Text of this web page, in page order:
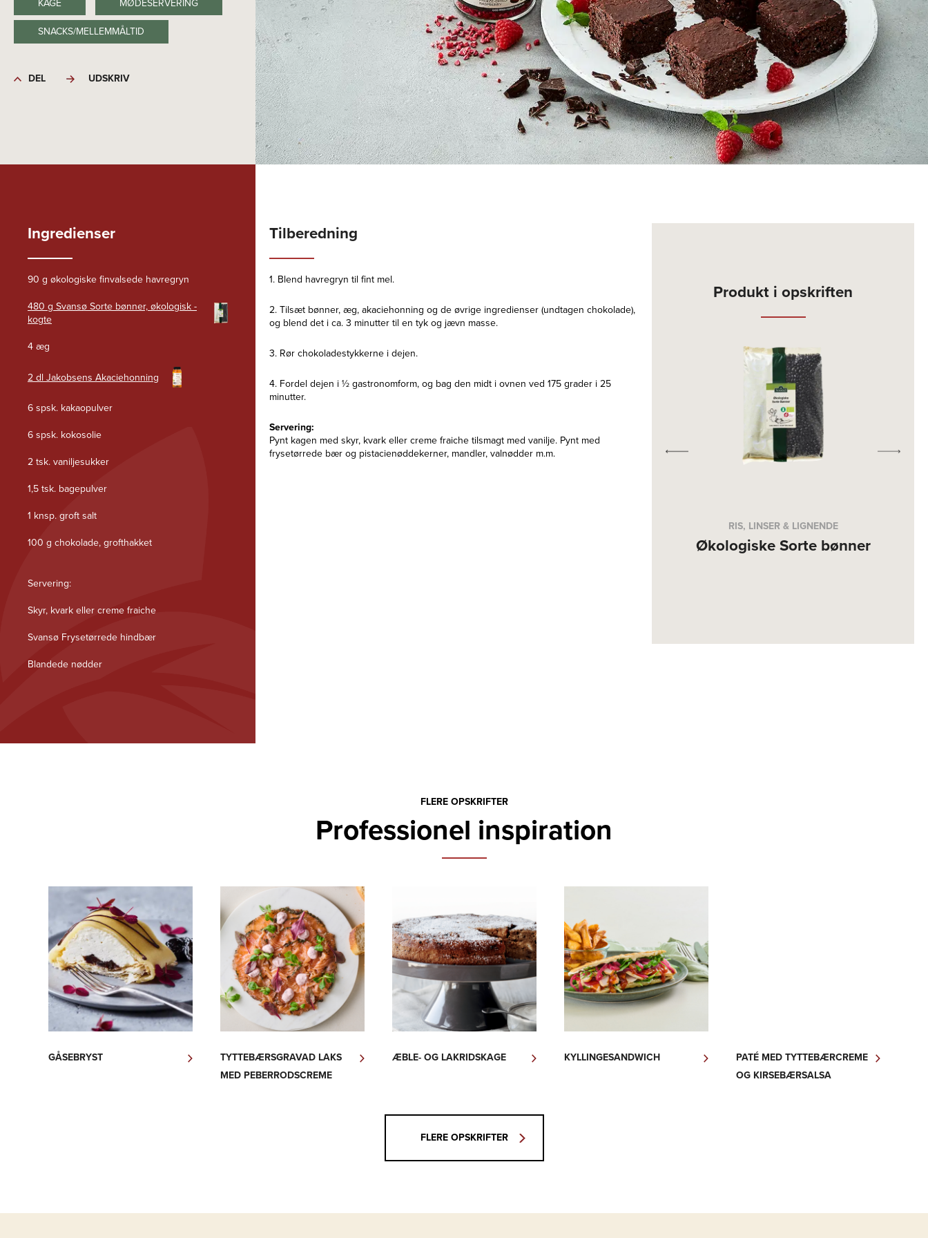
KAGE
MØDESERVERING
SNACKS/MELLEMMÅLTID
DEL UDSKRIV
Ingredienser
90 g økologiske finvalsede havregryn
480 g Svansø Sorte bønner, økologisk -
kogte
4 æg
2 dl Jakobsens Akaciehonning
6 spsk. kakaopulver
6 spsk. kokosolie
2 tsk. vaniljesukker
1,5 tsk. bagepulver
1 knsp. groft salt
100 g chokolade, grofthakket
Servering:
Skyr, kvark eller creme fraiche
Svansø Frysetørrede hindbær
Blandede nødder
Tilberedning
1. Blend havregryn til fint mel.
2. Tilsæt bønner, æg, akaciehonning og de øvrige ingredienser (undtagen chokolade),
og blend det i ca. 3 minutter til en tyk og jævn masse.
3. Rør chokoladestykkerne i dejen.
4. Fordel dejen i ½ gastronomform, og bag den midt i ovnen ved 175 grader i 25
minutter.
Servering:
Pynt kagen med skyr, kvark eller creme fraiche tilsmagt med vanilje. Pynt med
frysetørrede bær og pistacienøddekerner, mandler, valnødder m.m.
Produkt i opskriften
RIS, LINSER & LIGNENDE
Økologiske Sorte bønner
FLERE OPSKRIFTER
Professionel inspiration
GÅSEBRYST
TYTTEBÆRSGRAVAD LAKS
MED PEBERRODSCREME
ÆBLE- OG LAKRIDSKAGE KYLLINGESANDWICH
PATÉ MED TYTTEBÆRCREME
OG KIRSEBÆRSALSA
FLERE OPSKRIFTER